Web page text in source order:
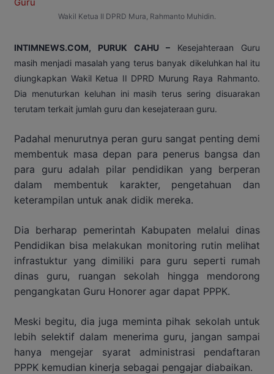
Wakil Ketua II DPRD Mura, Rahmanto Muhidin.
INTIMNEWS.COM, PURUK CAHU – Kesejahteraan Guru
masih menjadi masalah yang terus banyak dikeluhkan hal itu
diungkapkan Wakil Ketua II DPRD Murung Raya Rahmanto.
Dia menuturkan keluhan ini masih terus sering disuarakan
terutam terkait jumlah guru dan kesejateraan guru.
Padahal menurutnya peran guru sangat penting demi
membentuk masa depan para penerus bangsa dan
para guru adalah pilar pendidikan yang berperan
dalam membentuk karakter, pengetahuan dan
keterampilan untuk anak didik mereka.
Dia berharap pemerintah Kabupaten melalui dinas
Pendidikan bisa melakukan monitoring rutin melihat
infrastuktur yang dimiliki para guru seperti rumah
dinas guru, ruangan sekolah hingga mendorong
pengangkatan Guru Honorer agar dapat PPPK.
Meski begitu, dia juga meminta pihak sekolah untuk
lebih selektif dalam menerima guru, jangan sampai
hanya mengejar syarat administrasi pendaftaran
PPPK kemudian kinerja sebagai pengajar diabaikan.